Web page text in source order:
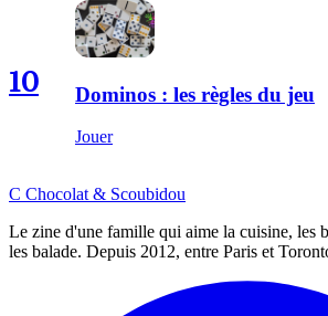
10 Dominos : les règles du jeu
Jouer
C Chocolat & Scoubidou
Le zine d'une famille qui aime la cuisine, les
les balade. Depuis 2012, entre Paris et